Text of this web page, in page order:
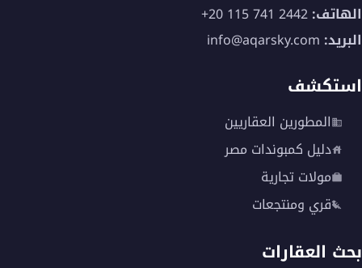
الهاتف:+20 115 741 2442
البريد: info@aqarsky.com
استكشف
المطورين العقاريين
دليل كمبوندات مصر
مولات تجارية
قري ومنتجعات
بحث العقارات